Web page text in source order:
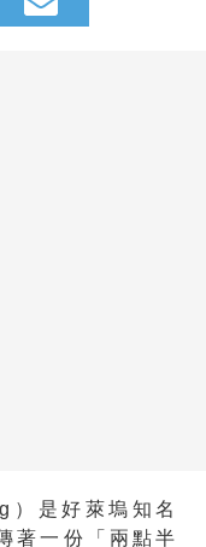
是好萊塢知名
著一份「兩點半